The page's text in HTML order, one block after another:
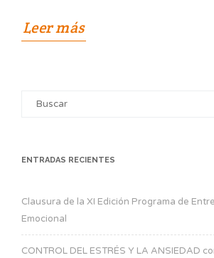
Leer más
Search
ENTRADAS RECIENTES
Clausura de la XI Edición Programa de
Emocional
CONTROL DEL ESTRÉS Y LA ANSIEDAD